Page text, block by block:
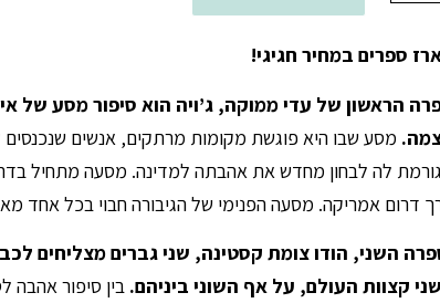
ספרים במחיר חגיגי!
הראשון של עדי ממוקה, ג’ויה הוא סיפור מסע של
מסע שבו היא פוגשת מקומות מרתקים, אנשים
לה לבחון מחדש את אהבתה למדינה. מסעה מתחיל
דרום אמריקה. מסעה הפנימי של הגיבורה חבוי בכל אחד
השני, הודו צומת קסטינה, שני גברים מצליחים
קצוות העולם, על אף השוני ביניהם. בין סיפור אהבה